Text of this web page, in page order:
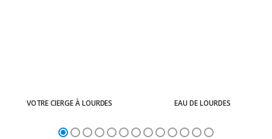
VOTRE CIERGE À LOURDES EAU DE LOURDES